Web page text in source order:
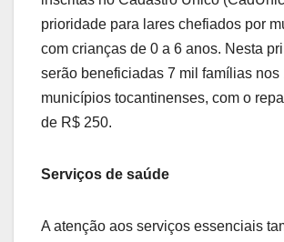
prioridade para lares chefiados por
com crianças de 0 a 6 anos. Nesta
serão beneficiadas 7 mil famílias nos
municípios tocantinenses, com o
de R$ 250.
Serviços de saúde
A atenção aos serviços essenciais